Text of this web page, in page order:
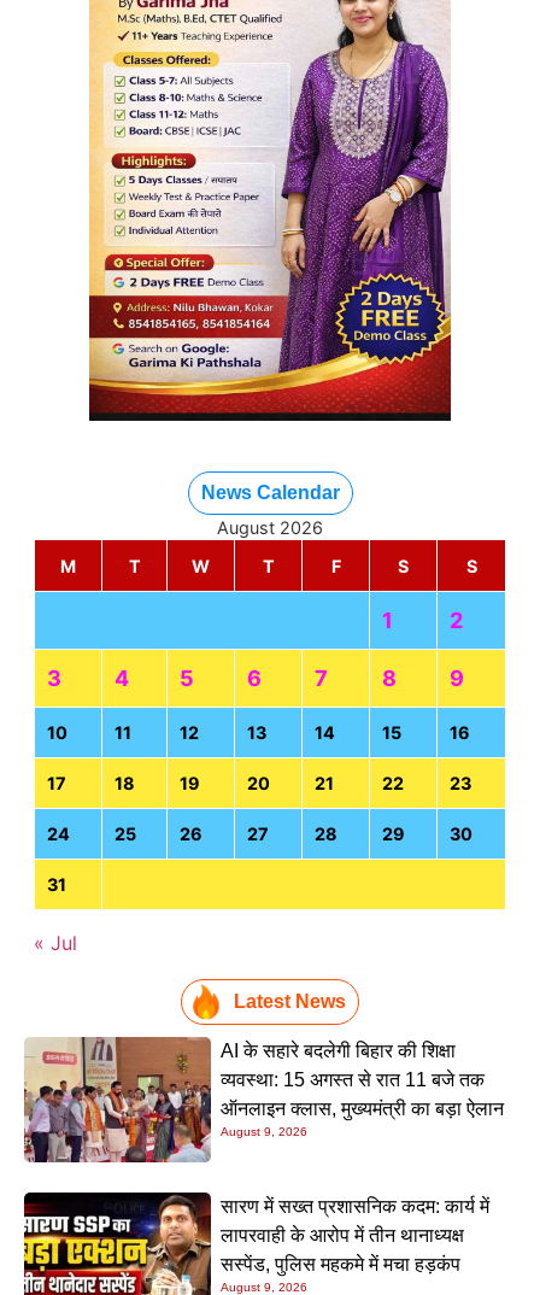
News Calendar
August 2026
M
T W T F S S
1 2
3 4 5 6 7 8 9
10 11 12 13 14 15 16
17 18 19 20 21 22 23
24 25 26 27 28 29 30
31
« Jul
Latest News
AI के सहारे बदलेगी बिहार की शिक्षा
व्यवस्था: 15 अगस्त से रात 11 बजे तक
ऑनलाइन क्लास, मुख्यमंत्री का बड़ा ऐलान
August 9, 2026
सारण में सख्त प्रशासनिक कदम: कार्य में
लापरवाही के आरोप में तीन थानाध्यक्ष
सस्पेंड, पुलिस महकमे में मचा हड़कंप
August 9, 2026